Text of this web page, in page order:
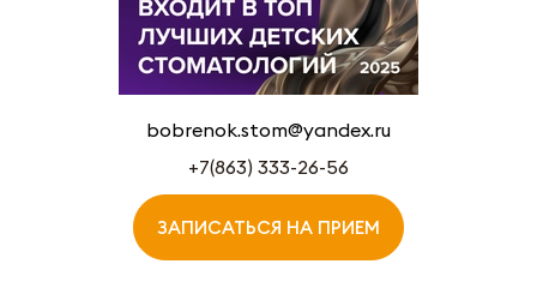
bobrenok.stom@yandex.ru
+7(863) 333-26-56
ЗАПИСАТЬСЯ НА ПРИЕМ